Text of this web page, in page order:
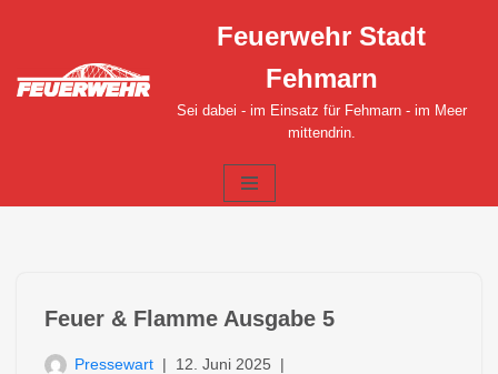
Inhalt
Feuerwehr Stadt
Fehmarn
Sei dabei - im Einsatz für Fehmarn - im Meer
mittendrin.
Feuer & Flamme Ausgabe 5
Pressewart
12. Juni 2025